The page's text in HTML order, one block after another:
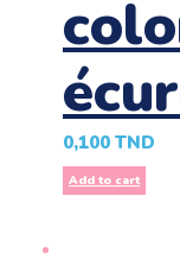
0,100 TND
Add to cart